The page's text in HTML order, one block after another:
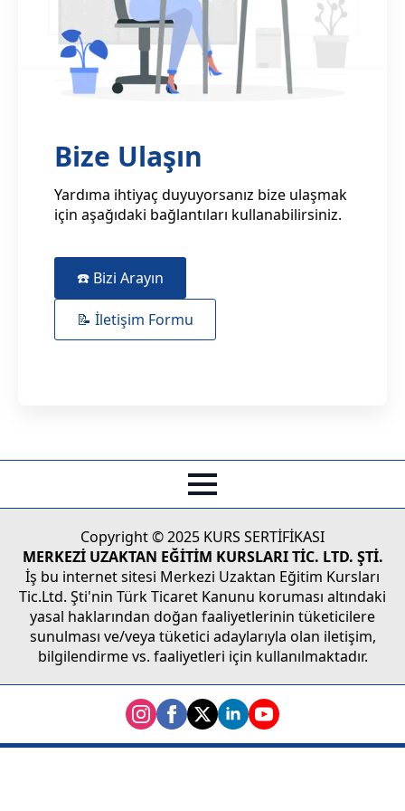
Bize Ulaşın
Yardıma ihtiyaç duyuyorsanız bize ulaşmak
için aşağıdaki bağlantıları kullanabilirsiniz.
☎️ Bizi Arayın
📝 İletişim Formu
Copyright © 2025 KURS SERTİFİKASI
MERKEZİ UZAKTAN EĞİTİM KURSLARI TİC. LTD. ŞTİ.
İş bu internet sitesi Merkezi Uzaktan Eğitim Kursları
Tic.Ltd. Şti'nin Türk Ticaret Kanunu koruması altındaki
yasal haklarından doğan faaliyetlerinin tüketicilere
sunulması ve/veya tüketici adaylarıyla olan iletişim,
bilgilendirme vs. faaliyetleri için kullanılmaktadır.